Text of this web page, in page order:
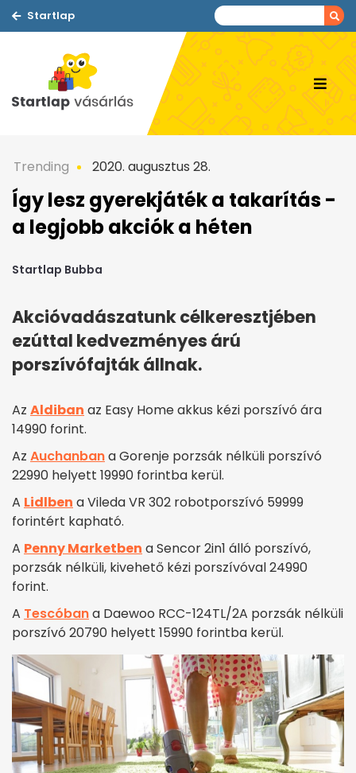
Startlap
Trending 2020. augusztus 28.
Így lesz gyerekjáték a takarítás -
a legjobb akciók a héten
Startlap Bubba
Akcióvadászatunk célkeresztjében
ezúttal kedvezményes árú
porszívófajták állnak.
Az Aldiban az Easy Home akkus kézi porszívó ára
14990 forint.
Az Auchanbana Gorenje porzsák nélküli porszívó
22990 helyett 19990 forintba kerül.
A Lidlben a Vileda VR 302 robotporszívó 59999
forintért kapható.
A Penny Marketben a Sencor 2in1 álló porszívó,
porzsák nélküli, kivehető kézi porszívóval 24990
forint.
A Tescóbana Daewoo RCC-124TL/2A porzsák nélküli
porszívó 20790 helyett 15990 forintba kerül.